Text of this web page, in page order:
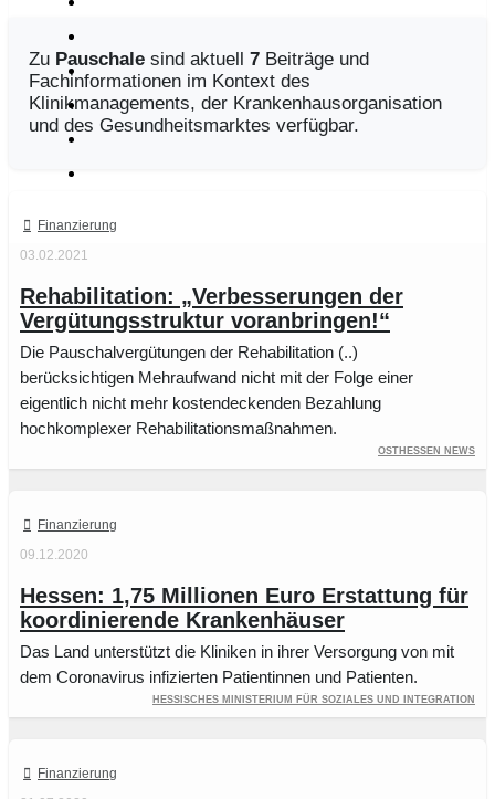
Zu Pauschale sind aktuell 7 Beiträge und
Fachinformationen im Kontext des
Klinikmanagements, der Krankenhausorganisation
und des Gesundheitsmarktes verfügbar.
Finanzierung
03.02.2021
Rehabilitation: „Verbesserungen der
Vergütungsstruktur voranbringen!“
Die Pauschalvergütungen der Rehabilitation (..)
berücksichtigen Mehraufwand nicht mit der Folge einer
eigentlich nicht mehr kostendeckenden Bezahlung
hochkomplexer Rehabilitationsmaßnahmen.
Osthessen News
Finanzierung
09.12.2020
Hessen: 1,75 Millionen Euro Erstattung für
koordinierende Krankenhäuser
Das Land unterstützt die Kliniken in ihrer Versorgung von mit
dem Coronavirus infizierten Patientinnen und Patienten.
Hessisches Ministerium für Soziales und Integration
Finanzierung